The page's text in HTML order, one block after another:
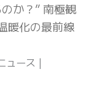
か？” 南極観
暖化の最前線
ュース